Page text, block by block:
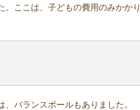
ここは、子どもの費用のみかかり
バランスボールもありました。